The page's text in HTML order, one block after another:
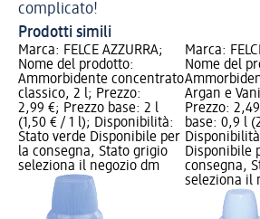
complicato!
Prodotti simili
Marca: FELCE AZZURRA;
Nome del prodotto:
Ammorbidente concentrato
classico, 2 l; Prezzo:
2,99 €; Prezzo base: 2 l
(1,50 € / 1 l); Disponibilità:
Stato verde Disponibile per
la consegna, Stato grigio
seleziona il negozio dm
Marca:
Nome del
Argan e
Prezzo:
base: 0,9 l
Disponibile
consegna,
seleziona il